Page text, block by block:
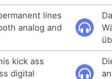
lines
analog and
kick ass
digital